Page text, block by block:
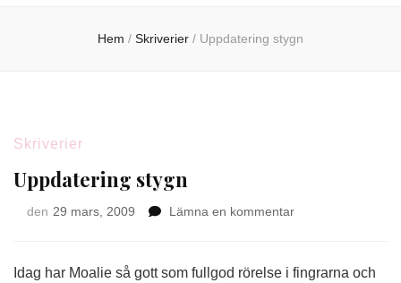
Hem / Skriverier / Uppdatering stygn
Skriverier
Uppdatering stygn
den 29 mars, 2009 Lämna en kommentarpå
Idag har Moalie så gott som fullgod rörelse i fingrarna och